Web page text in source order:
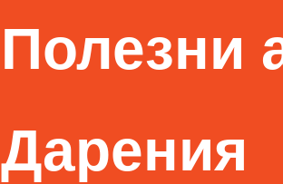
Полезни
Дарения